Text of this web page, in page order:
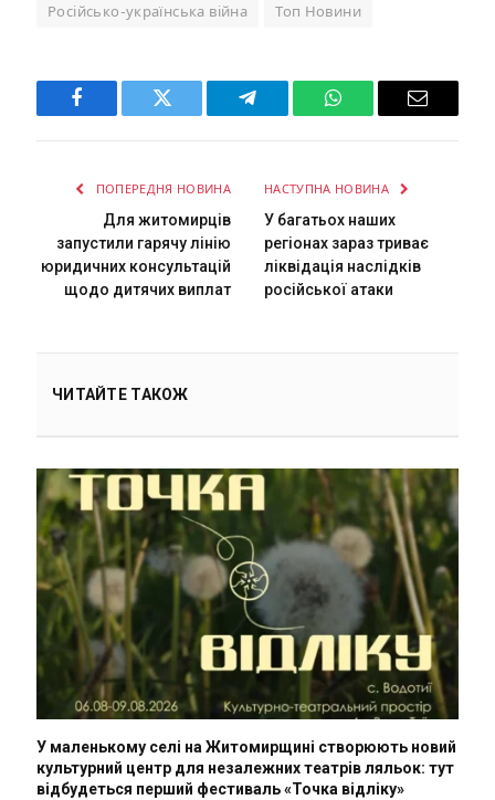
Російсько-українська війна Топ Новини
Facebook Twitter Telegram WhatsAppEmail
ПОПЕРЕДНЯ НОВИНА
Для житомирців
запустили гарячу лінію
юридичних консультацій
щодо дитячих виплат
НАСТУПНА НОВИНА
У багатьох наших
регіонах зараз триває
ліквідація наслідків
російської атаки
ЧИТАЙТЕ ТАКОЖ
У маленькому селі на Житомирщині створюють новий
культурний центр для незалежних театрів ляльок: тут
відбудеться перший фестиваль «Точка відліку»